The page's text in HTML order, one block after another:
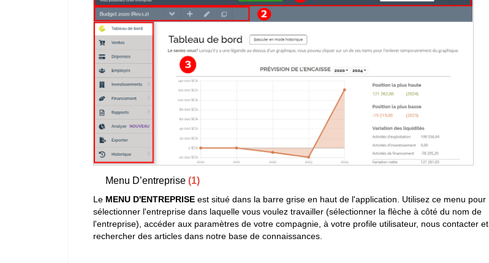
Menu D’entreprise (1)
Le MENU D'ENTREPRISE est situé dans la barre grise en haut de l'application. Utilisez ce menu pour
sélectionner l'entreprise dans laquelle vous voulez travailler (sélectionner la flèche à côté du nom de
l'entreprise), accéder aux paramètres de votre compagnie, à votre profile utilisateur, nous contacter et
rechercher des articles dans notre base de connaissances.